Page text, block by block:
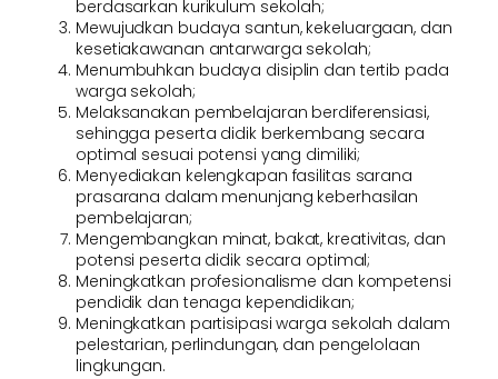
berdasarkan kurikulum sekolah;
Mewujudkan budaya santun, kekeluargaan, dan
kesetiakawanan antarwarga sekolah;
Menumbuhkan budaya disiplin dan tertib pada
warga sekolah;
Melaksanakan pembelajaran berdiferensiasi,
sehingga peserta didik berkembang secara
optimal sesuai potensi yang dimiliki;
Menyediakan kelengkapan fasilitas sarana
prasarana dalam menunjang keberhasilan
pembelajaran;
Mengembangkan minat, bakat, kreativitas, dan
potensi peserta didik secara optimal;
Meningkatkan profesionalisme dan kompetensi
pendidik dan tenaga kependidikan;
Meningkatkan partisipasi warga sekolah dalam
pelestarian, perlindungan, dan pengelolaan
lingkungan.